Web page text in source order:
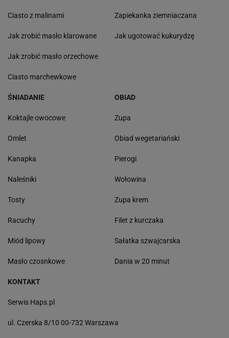
Ciasto z malinami
Jak zrobić masło klarowane
Jak zrobić masło orzechowe
Ciasto marchewkowe
Zapiekanka ziemniaczana
Jak ugotować kukurydzę
ŚNIADANIE
Koktajle owocowe
Omlet
Kanapka
Naleśniki
Tosty
Racuchy
Miód lipowy
Masło czosnkowe
OBIAD
Zupa
Obiad wegetariański
Pierogi
Wołowina
Zupa krem
Filet z kurczaka
Sałatka szwajcarska
Dania w 20 minut
KONTAKT
Serwis Haps.pl
ul. Czerska 8/10 00-732 Warszawa